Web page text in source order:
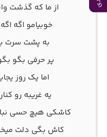
از ما که گذشت
خوبیامو اگه
به پشت سرت
پر حرفی بگو
اما یک روز
یه غریبه رو
کاشکی هیچ حسی
کاش بگی دلت